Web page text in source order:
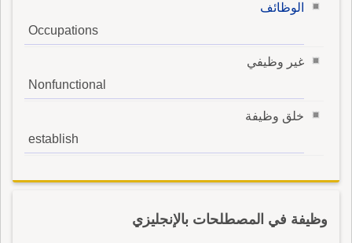
الوظائف
Occupations
غير وظيفي
Nonfunctional
خلق وظيفة
establish
وظيفة في المصطلحات بالإنجليزي